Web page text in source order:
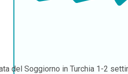
del Soggiorno in Turchia 1-2